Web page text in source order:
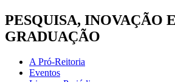
PESQUISA, INOVAÇÃO
GRADUAÇÃO
A Pró-Reitoria
Eventos